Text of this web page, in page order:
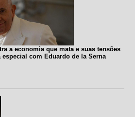
a economia que mata e suas tensões
com Eduardo de la Serna